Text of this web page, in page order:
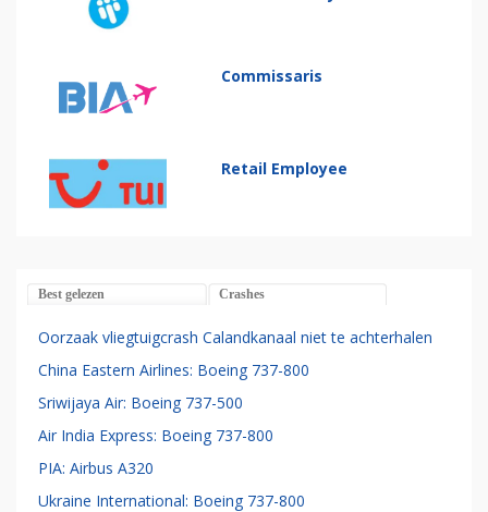
Commissaris
Retail Employee
Best gelezen Crashes
Oorzaak vliegtuigcrash Calandkanaal niet te achterhalen
China Eastern Airlines: Boeing 737-800
Sriwijaya Air: Boeing 737-500
Air India Express: Boeing 737-800
PIA: Airbus A320
Ukraine International: Boeing 737-800